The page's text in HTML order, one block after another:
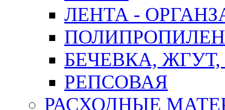
ЛЕНТА -
БЕЧЕВКА,
РЕПСОВАЯ
РАСХОДНЫЕ